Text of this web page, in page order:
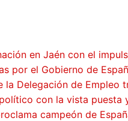
en Jaén con el
por el Gobierno de
Delegación de Empleo
con la vista puesta
campeón de